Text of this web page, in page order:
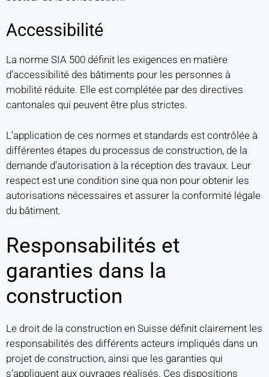
Accessibilité
La norme SIA 500 définit les exigences en matière
d’accessibilité des bâtiments pour les personnes à
mobilité réduite. Elle est complétée par des directives
cantonales qui peuvent être plus strictes.
L’application de ces normes et standards est contrôlée à
différentes étapes du processus de construction, de la
demande d’autorisation à la réception des travaux. Leur
respect est une condition sine qua non pour obtenir les
autorisations nécessaires et assurer la conformité légale
du bâtiment.
Responsabilités et
garanties dans la
construction
Le droit de la construction en Suisse définit clairement les
responsabilités des différents acteurs impliqués dans un
projet de construction, ainsi que les garanties qui
s’appliquent aux ouvrages réalisés. Ces dispositions